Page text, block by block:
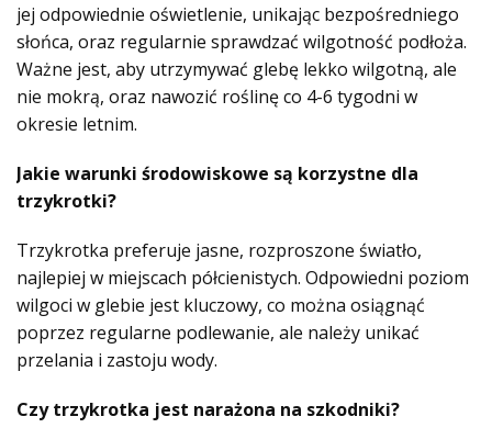
jej odpowiednie oświetlenie, unikając bezpośredniego
słońca, oraz regularnie sprawdzać wilgotność podłoża.
Ważne jest, aby utrzymywać glebę lekko wilgotną, ale
nie mokrą, oraz nawozić roślinę co 4-6 tygodni w
okresie letnim.
Jakie warunki środowiskowe są korzystne dla
trzykrotki?
Trzykrotka preferuje jasne, rozproszone światło,
najlepiej w miejscach półcienistych. Odpowiedni poziom
wilgoci w glebie jest kluczowy, co można osiągnąć
poprzez regularne podlewanie, ale należy unikać
przelania i zastoju wody.
Czy trzykrotka jest narażona na szkodniki?